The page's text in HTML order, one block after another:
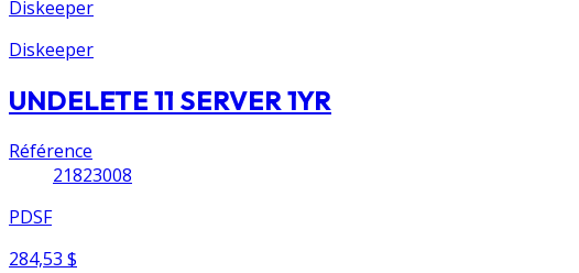
Diskeeper
Diskeeper
UNDELETE 11 SERVER 1YR
Référence
21823008
PDSF
284,53 $